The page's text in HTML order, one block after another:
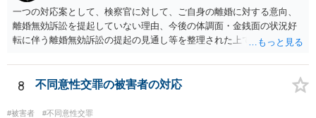
一つの対応案として、検察官に対して、ご自身の離婚に対する意向、
離婚無効訴訟を提起していない理由、今後の体調面・金銭面の状況好
転に伴う離婚無効訴訟の提起の見通し等を整理された上で、書面とし
検察官の処分判断の際、相談者さんの意向を示す証拠の一つとして位
置づけられる様に思われます。 より詳細についてお聞きになりたい場
8 不同意性交罪の被害者の対応
#被害者 #不同意性交罪